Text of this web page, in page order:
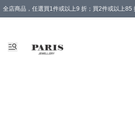
全店商品，任選買1件或以上9 折；買2件或以上